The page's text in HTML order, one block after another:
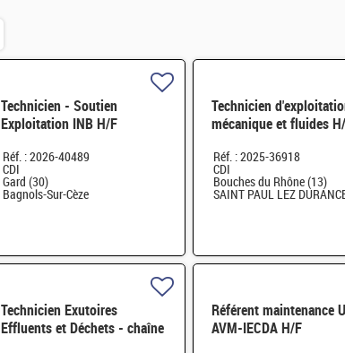
Technicien - Soutien
Exploitation INB H/F
Réf. : 2026-40489
CDI
Gard (30)
Bagnols-Sur-Cèze
Technicien
mécanique et fluides
Réf. : 2025-36918
CDI
Bouches du Rhône (13)
SAINT PAUL LEZ
Technicien Exutoires
Effluents et Déchets - chaîne
Référent maintenance
AVM-IECDA H/F